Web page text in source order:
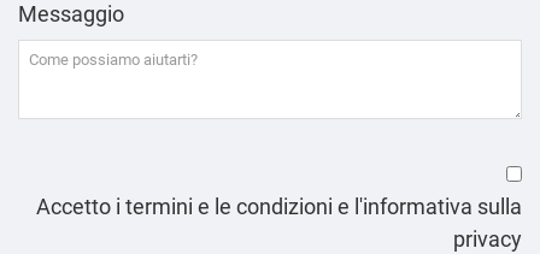
Messaggio
Accetto i termini e le condizioni e l'informativa sulla
privacy